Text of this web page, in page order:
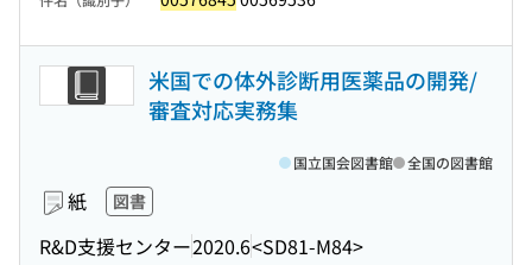
米国での体外診断用医薬品の開発/
審査対応実務集
紙 図書
R&D支援センター2020.6<SD81-M84>
国立国会図書館 全国の図書館